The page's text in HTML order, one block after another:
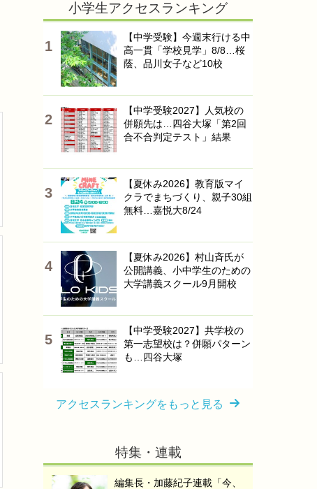
小学生アクセスランキング
【中学受験】今週末行ける中
高一貫「学校見学」8/8…桜
蔭、品川女子など10校
【中学受験2027】人気校の
併願先は…四谷大塚「第2回
合不合判定テスト」結果
【夏休み2026】教育版マイ
クラでまちづくり、親子30組
無料…嘉悦大8/24
【夏休み2026】村山斉氏が
公開講義、小中学生のための
大学講義スクール9月開校
【中学受験2027】共学校の
第一志望校は？併願パターン
も…四谷大塚
アクセスランキングをもっと見る
特集・連載
編集長・加藤紀子連載「今、